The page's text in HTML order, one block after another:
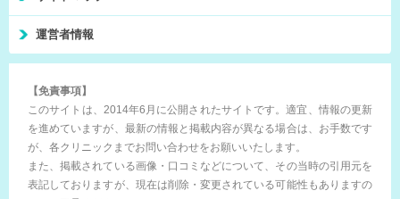
運営者情報
【免責事項】
このサイトは、2014年6月に公開されたサイトです。適宜、情報の更新
を進めていますが、最新の情報と掲載内容が異なる場合は、お手数です
が、各クリニックまでお問い合わせをお願いいたします。
また、掲載されている画像・口コミなどについて、その当時の引用元を
表記しておりますが、現在は削除・変更されている可能性もありますの